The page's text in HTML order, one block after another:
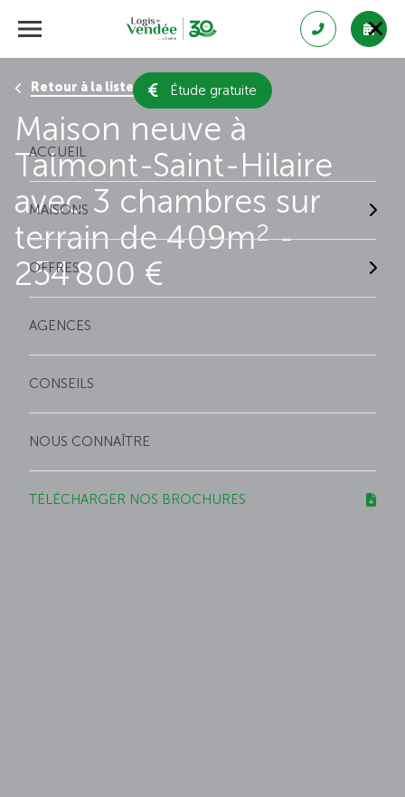
Étude gratuite
ACCUEIL
MAISONS
OFFRES
AGENCES
CONSEILS
NOUS CONNAÎTRE
TÉLÉCHARGER NOS BROCHURES
Retour à la liste des résultats
Maison neuve à
Talmont-Saint-Hilaire
avec 3 chambres sur
terrain de 409m2-
254 800 €